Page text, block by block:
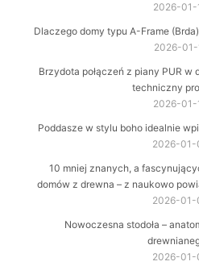
2026-01-
Dlaczego domy typu A-Frame
2026-01-
Brzydota połączeń z piany PUR w
techniczny
2026-01-
Poddasze w stylu boho idealnie
2026-01-
10 mniej znanych, a
domów z drewna – z naukowo
2026-01-
Nowoczesna stodoła –
2026-01-